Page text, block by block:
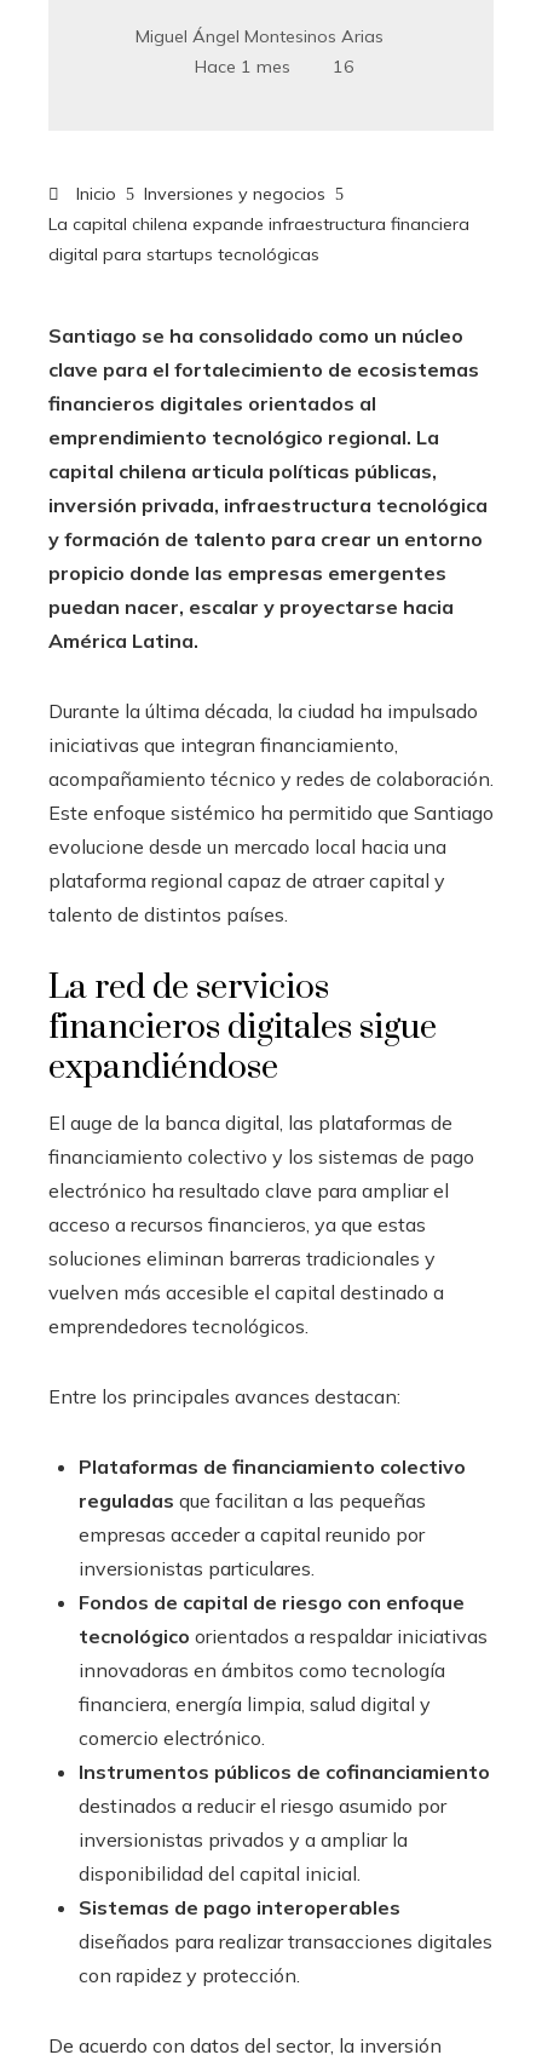
Miguel Ángel Montesinos Arias
Hace 1 mes
16
Inicio
Inversiones y negocios
La capital chilena expande infraestructura financiera
digital para startups tecnológicas
Santiago se ha consolidado como un núcleo
clave para el fortalecimiento de ecosistemas
financieros digitales orientados al
emprendimiento tecnológico regional. La
capital chilena articula políticas públicas,
inversión privada, infraestructura tecnológica
y formación de talento para crear un entorno
propicio donde las empresas emergentes
puedan nacer, escalar y proyectarse hacia
América Latina.
Durante la última década, la ciudad ha impulsado
iniciativas que integran financiamiento,
acompañamiento técnico y redes de colaboración.
Este enfoque sistémico ha permitido que Santiago
evolucione desde un mercado local hacia una
plataforma regional capaz de atraer capital y
talento de distintos países.
La red de servicios
financieros digitales sigue
expandiéndose
El auge de la banca digital, las plataformas de
financiamiento colectivo y los sistemas de pago
electrónico ha resultado clave para ampliar el
acceso a recursos financieros, ya que estas
soluciones eliminan barreras tradicionales y
vuelven más accesible el capital destinado a
emprendedores tecnológicos.
Entre los principales avances destacan:
Plataformas de financiamiento colectivo
reguladas que facilitan a las pequeñas
empresas acceder a capital reunido por
inversionistas particulares.
Fondos de capital de riesgo con enfoque
tecnológico orientados a respaldar iniciativas
innovadoras en ámbitos como tecnología
financiera, energía limpia, salud digital y
comercio electrónico.
Instrumentos públicos de cofinanciamiento
destinados a reducir el riesgo asumido por
inversionistas privados y a ampliar la
disponibilidad del capital inicial.
Sistemas de pago interoperables
diseñados para realizar transacciones digitales
con rapidez y protección.
De acuerdo con datos del sector, la inversión